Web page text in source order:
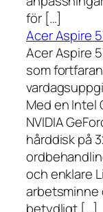
för […]
Acer Aspire
Acer Aspire
som
Med en Intel
NVIDIA
hårddisk på
och enklare
arbetsminne